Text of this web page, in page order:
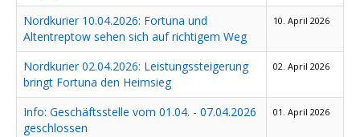
Nordkurier 10.04.2026: Fortuna und
Altentreptow sehen sich auf richtigem Weg
10. April 2026
Nordkurier 02.04.2026: Leistungssteigerung
bringt Fortuna den Heimsieg
02. April 2026
Info: Geschäftsstelle vom 01.04. - 07.04.2026
geschlossen
01. April 2026